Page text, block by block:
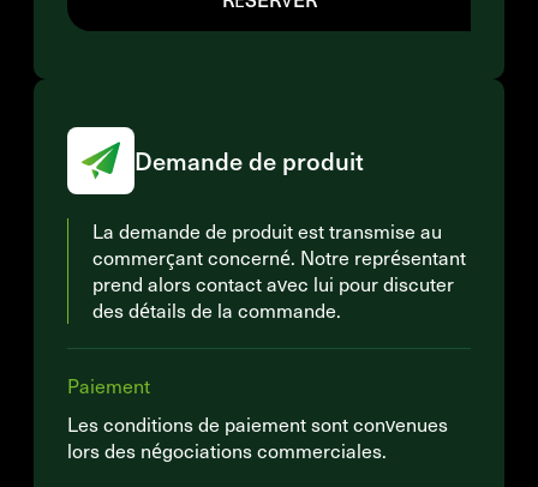
Demande de produit
La demande de produit est transmise au
commerçant concerné. Notre représentant
prend alors contact avec lui pour discuter
des détails de la commande.
Paiement
Les conditions de paiement sont convenues
lors des négociations commerciales.